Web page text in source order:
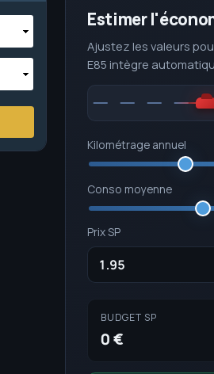
Estimer
Ajustez les valeurs
E85 intègre
Kilométrage annuel
Conso moyenne
Prix SP
BUDGET SP
0 €